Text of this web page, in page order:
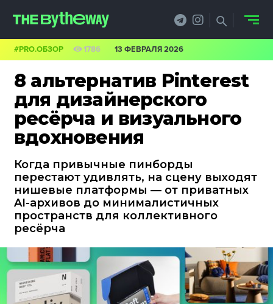
8 альтернатив Pinterest
для дизайнерского
ресёрча и визуального
вдохновения
Когда привычные пинборды
перестают удивлять, на сцену выходят
нишевые платформы — от приватных
AI-архивов до минималистичных
пространств для коллективного
ресёрча
#PRO.ОБЗОР 1786 13 ФЕВРАЛЯ 2026
PRO.ОБЗОР
КЕЙСЫ
КРЕАТИВА
БИЗНЕС И
ТЕХНОЛОГИИ
ФЕСТИВАЛИ
ФОТОГРАФИЯ